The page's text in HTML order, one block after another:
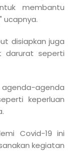
membantu
ucapnya.
disiapkan juga
darurat seperti
agenda
keperluan
Covid-19 ini
kegiatan